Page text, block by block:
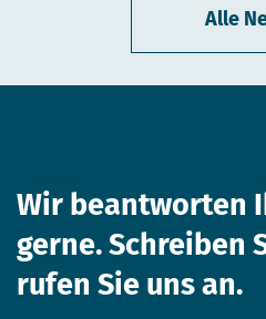
Alle
Wir beantworten
gerne. Schreiben
rufen Sie uns an.